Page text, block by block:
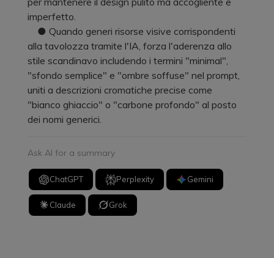
imperfetto.
● Quando generi risorse visive corrispondenti
alla tavolozza tramite l'IA, forza l'aderenza allo
stile scandinavo includendo i termini "minimal",
"sfondo semplice" e "ombre soffuse" nel prompt,
uniti a descrizioni cromatiche precise come
"bianco ghiaccio" o "carbone profondo" al posto
dei nomi generici.
Ask AI for a summary
ChatGPT Perplexity Gemini
Claude Grok